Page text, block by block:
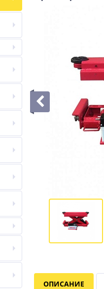
ОПИСАНИЕ